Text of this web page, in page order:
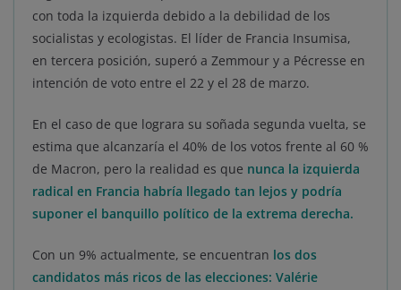
con toda la izquierda debido a la debilidad de los
socialistas y ecologistas. El líder de Francia Insumisa,
en tercera posición, superó a Zemmour y a Pécresse en
intención de voto entre el 22 y el 28 de marzo.
En el caso de que lograra su soñada segunda vuelta, se
estima que alcanzaría el 40% de los votos frente al 60 %
de Macron, pero la realidad es que nunca la izquierda
radical en Francia habría llegado tan lejos y podría
suponer el banquillo político de la extrema derecha.
Con un 9% actualmente, se encuentran los dos
candidatos más ricos de las elecciones: Valérie